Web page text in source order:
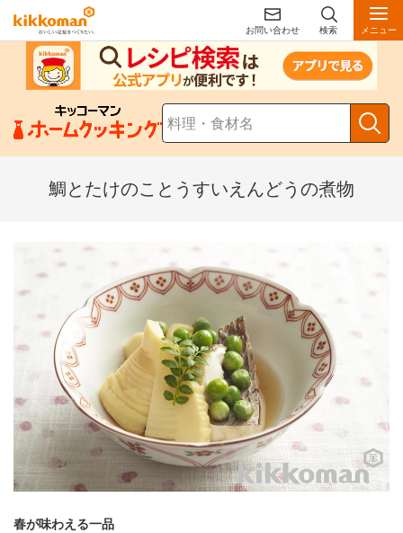
お問い合わせ 検索 メニュー
鯛とたけのことうすいえんどうの煮物
春が味わえる一品